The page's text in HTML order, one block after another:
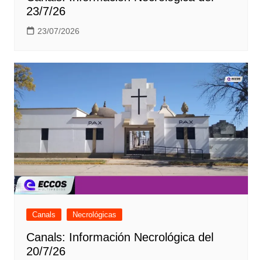
23/7/26
23/07/2026
Canals Necrológicas
Canals: Información Necrológica del
20/7/26